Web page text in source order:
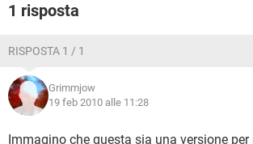
1 risposta
RISPOSTA 1 / 1
Grimmjow
19 feb 2010 alle 11:28
Immagino che questa sia una versione